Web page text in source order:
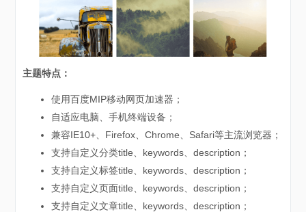
主题特点：
使用百度MIP移动网页加速器；
自适应电脑、手机终端设备；
兼容IE10+、Firefox、Chrome、Safari等主流浏览器；
支持自定义分类title、keywords、description；
支持自定义标签title、keywords、description；
支持自定义页面title、keywords、description；
支持自定义文章title、keywords、description；